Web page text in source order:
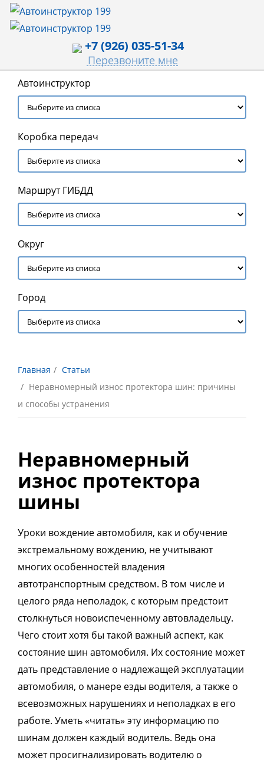
+7 (926) 035-51-34
Перезвоните мне
Автоинструктор
Коробка передач
Маршрут ГИБДД
Округ
Город
Главная
Статьи
Неравномерный износ протектора шин: причины
и способы устранения
Неравномерный
износ протектора
шины
Уроки вождение автомобиля, как и обучение
экстремальному вождению, не учитывают
многих особенностей владения
автотранспортным средством. В том числе и
целого ряда неполадок, с которым предстоит
столкнуться новоиспеченному автовладельцу.
Чего стоит хотя бы такой важный аспект, как
состояние шин автомобиля. Их состояние может
дать представление о надлежащей эксплуатации
автомобиля, о манере езды водителя, а также о
всевозможных нарушениях и неполадках в его
работе. Уметь «читать» эту информацию по
шинам должен каждый водитель. Ведь она
может просигнализировать водителю о